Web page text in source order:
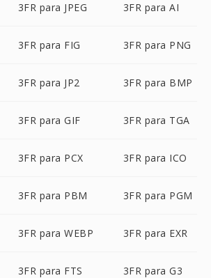
3FR para JPEG 3FR para AI
3FR para FIG 3FR para PNG
3FR para JP2 3FR para BMP
3FR para GIF 3FR para TGA
3FR para PCX 3FR para ICO
3FR para PBM 3FR para PGM
3FR para WEBP 3FR para EXR
3FR para FTS 3FR para G3